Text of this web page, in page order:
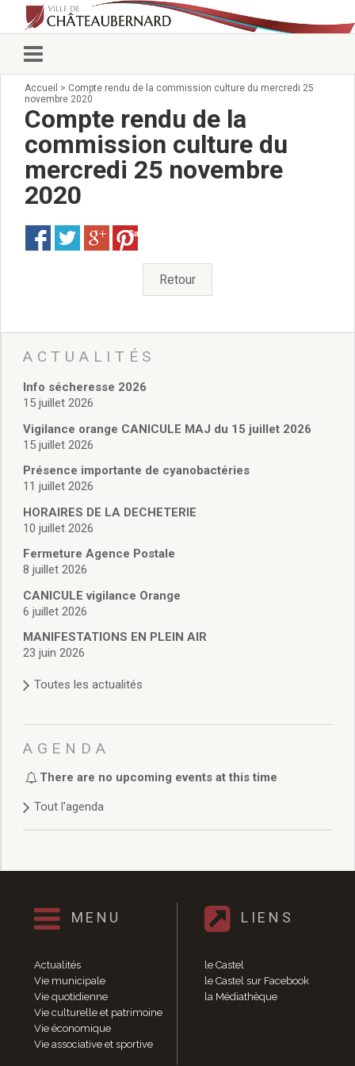
Vie municipale
Conseillers municipaux
Commissions 2026
Prendre rendez-vous
Arrêtés du Maire
Services municipaux
Organigramme
Pour venir nous voir
État civil/élections/formalités
Services Techniques
Affaires Scolaires
Vie associative
Cimetière/réglementation funéraire
Licences boissons
Inscriptions sur les listes électorales
Cadastre
Plan Local d’Urbanisme intercommunal
Actes d’état civil
Budgets
Budget de Fonctionnement
Budget d’Investissement
Règlement du conseil municipal
Délibérations 2025
Délibérations 2024
Délibérations 2023
Délibérations 2019
Délibérations 2018
Délibérations 2016
Délibérations 2015
Délibérations 2013
Délibérations 2011
Délibérations 2008
Agenda réunions publiques
Marchés publics
Toutes les actualités
Vie quotidienne
Accueil > Compte rendu de la commission culture du mercredi 25
novembre 2020
Compte rendu de la
commission culture du
mercredi 25 novembre
2020
Save
Retour
ACTUALITÉS
Info sécheresse 2026
15 juillet 2026
Vigilance orange CANICULE MAJ du 15 juillet 2026
15 juillet 2026
Présence importante de cyanobactéries
11 juillet 2026
HORAIRES DE LA DECHETERIE
10 juillet 2026
Fermeture Agence Postale
8 juillet 2026
CANICULE vigilance Orange
6 juillet 2026
MANIFESTATIONS EN PLEIN AIR
23 juin 2026
Toutes les actualités
AGENDA
There are no upcoming events at this time
Tout l'agenda
MENU
Actualités
Vie municipale
Vie quotidienne
Vie culturelle et patrimoine
Vie économique
Vie associative et sportive
LIENS
le Castel
le Castel sur Facebook
la Médiathèque